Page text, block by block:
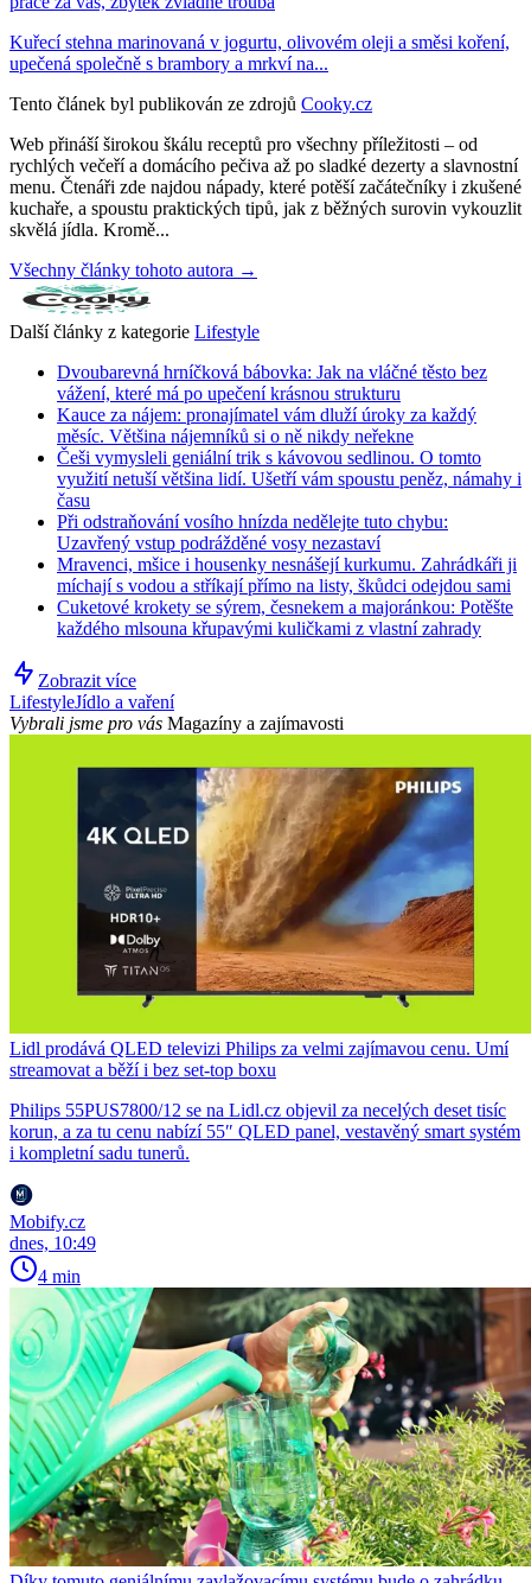
Kuřecí stehna marinovaná v jogurtu, olivovém oleji a směsi koření,
upečená společně s brambory a mrkví na...
Tento článek byl publikován ze zdrojů Cooky.cz
Web přináší širokou škálu receptů pro všechny příležitosti – od
rychlých večeří a domácího pečiva až po sladké dezerty a slavnostní
menu. Čtenáři zde najdou nápady, které potěší začátečníky i zkušené
kuchaře, a spoustu praktických tipů, jak z běžných surovin vykouzlit
skvělá jídla. Kromě...
Všechny články tohoto autora →
Další články z kategorie Lifestyle
Dvoubarevná hrníčková bábovka: Jak na vláčné těsto bez
vážení, které má po upečení krásnou strukturu
Kauce za nájem: pronajímatel vám dluží úroky za každý
měsíc. Většina nájemníků si o ně nikdy neřekne
Češi vymysleli geniální trik s kávovou sedlinou. O tomto
využití netuší většina lidí. Ušetří vám spoustu peněz, námahy i
času
Při odstraňování vosího hnízda nedělejte tuto chybu:
Uzavřený vstup podrážděné vosy nezastaví
Mravenci, mšice i housenky nesnášejí kurkumu. Zahrádkáři ji
míchají s vodou a stříkají přímo na listy, škůdci odejdou sami
Cuketové krokety se sýrem, česnekem a majoránkou: Potěšte
každého mlsouna křupavými kuličkami z vlastní zahrady
Zobrazit více
LifestyleJídlo a vaření
Vybrali jsme pro vás Magazíny a zajímavosti
Lidl prodává QLED televizi Philips za velmi zajímavou cenu. Umí
streamovat a běží i bez set-top boxu
Philips 55PUS7800/12 se na Lidl.cz objevil za necelých deset tisíc
korun, a za tu cenu nabízí 55″ QLED panel, vestavěný smart systém
i kompletní sadu tunerů.
Mobify.cz
dnes, 10:49
4 min